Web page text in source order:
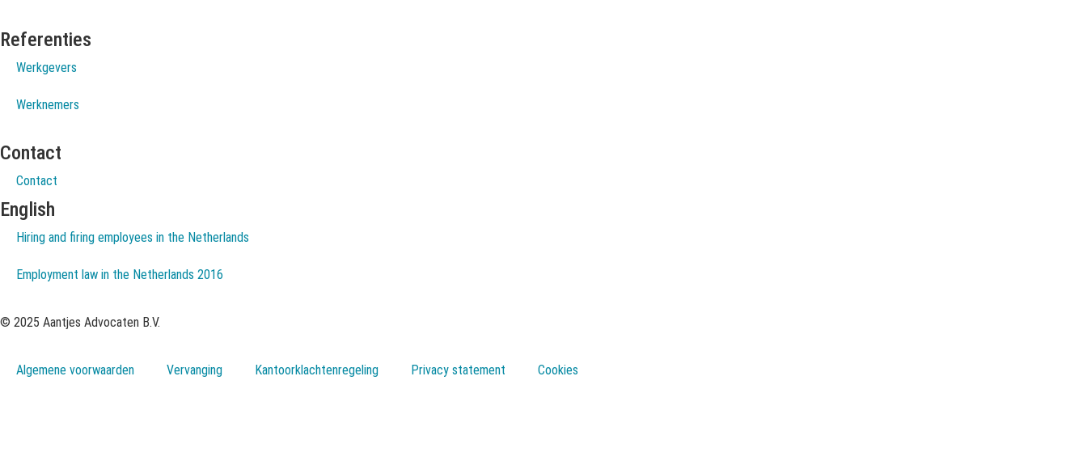
Referenties
Werkgevers
Werknemers
Contact
Contact
English
Hiring and firing employees in the Netherlands
Employment law in the Netherlands 2016
© 2025 Aantjes Advocaten B.V.
Algemene voorwaarden Vervanging Kantoorklachtenregeling Privacy statement Cookies